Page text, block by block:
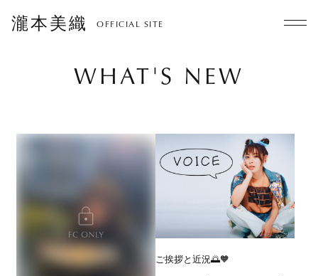
瀧本美織 OFFICIAL SITE
WHAT'S NEW
ご挨拶と近況🌅🧡